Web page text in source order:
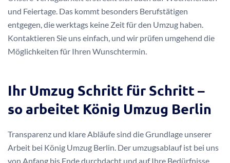
und Feiertage. Das kommt besonders Berufstätigen
entgegen, die werktags keine Zeit für den Umzug haben.
Kontaktieren Sie uns einfach, und wir prüfen umgehend die
Möglichkeiten für Ihren Wunschtermin.
Ihr Umzug Schritt für Schritt –
so arbeitet König Umzug Berlin
Transparenz und klare Abläufe sind die Grundlage unserer
Arbeit bei König Umzug Berlin. Der umzugsablauf ist bei uns
von Anfang bis Ende durchdacht und auf Ihre Bedürfnisse